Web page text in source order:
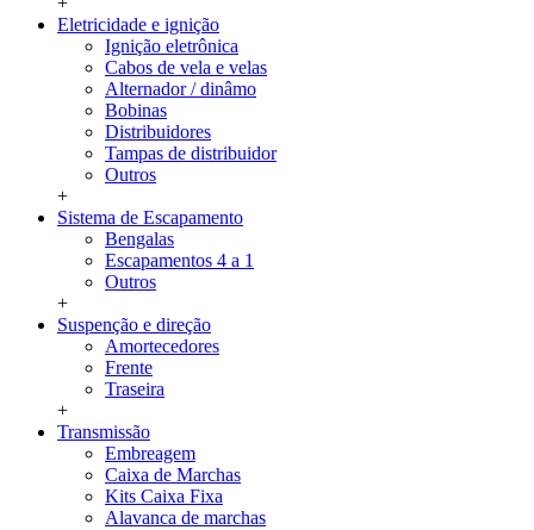
Eletricidade e ignição
Ignição eletrônica
Cabos de vela e velas
Alternador / dinâmo
Bobinas
Distribuidores
Tampas de distribuidor
Outros
+
Sistema de Escapamento
Bengalas
Escapamentos 4 a 1
Outros
+
Suspenção e direção
Amortecedores
Frente
Traseira
+
Transmissão
Embreagem
Caixa de Marchas
Kits Caixa Fixa
Alavanca de marchas